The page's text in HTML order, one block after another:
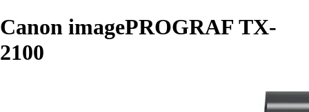
Canon imagePROGRAF TX-
2100